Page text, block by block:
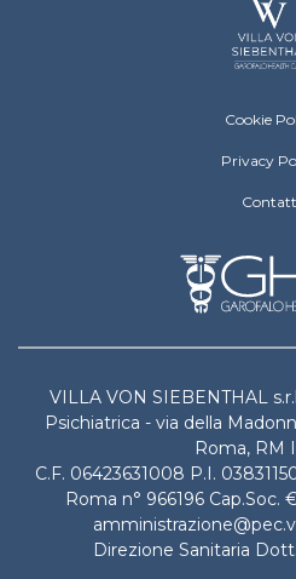
Villa Von Siebenthal
Cookie
Privacy
VILLA VON SIEBENTHAL
Psichiatrica - via della
Roma, RM
C.F. 06423631008 P.I.
Roma n° 966196 Cap.Soc.
Direzione Sanitaria